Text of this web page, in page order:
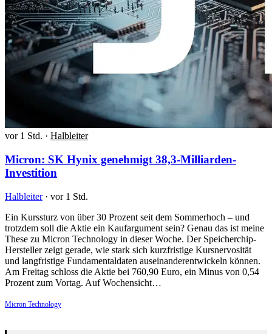
vor 1 Std. · Halbleiter
Micron: SK Hynix genehmigt 38,3-Milliarden-
Investition
Halbleiter · vor 1 Std.
Ein Kurssturz von über 30 Prozent seit dem Sommerhoch – und
trotzdem soll die Aktie ein Kaufargument sein? Genau das ist meine
These zu Micron Technology in dieser Woche. Der Speicherchip-
Hersteller zeigt gerade, wie stark sich kurzfristige Kursnervosität
und langfristige Fundamentaldaten auseinanderentwickeln können.
Am Freitag schloss die Aktie bei 760,90 Euro, ein Minus von 0,54
Prozent zum Vortag. Auf Wochensicht…
Micron Technology